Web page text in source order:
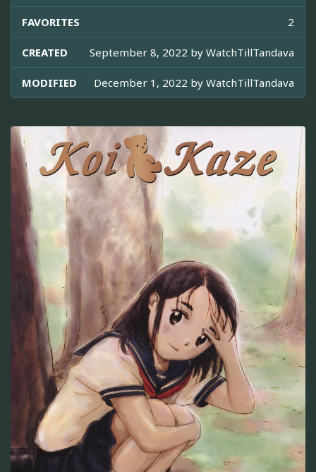
FAVORITES 2
CREATED September 8, 2022 by WatchTillTandava
MODIFIED December 1, 2022 by WatchTillTandava